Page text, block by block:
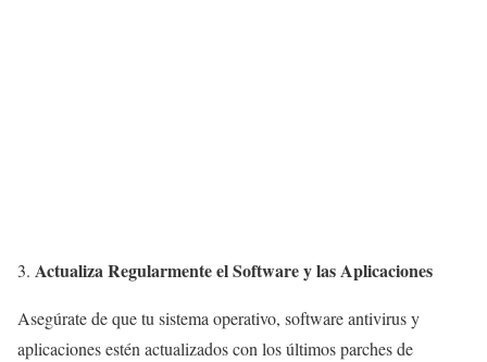
Actualiza Regularmente el Software y las Aplicaciones
Asegúrate de que tu sistema operativo, software antivirus y
aplicaciones estén actualizados con los últimos parches de